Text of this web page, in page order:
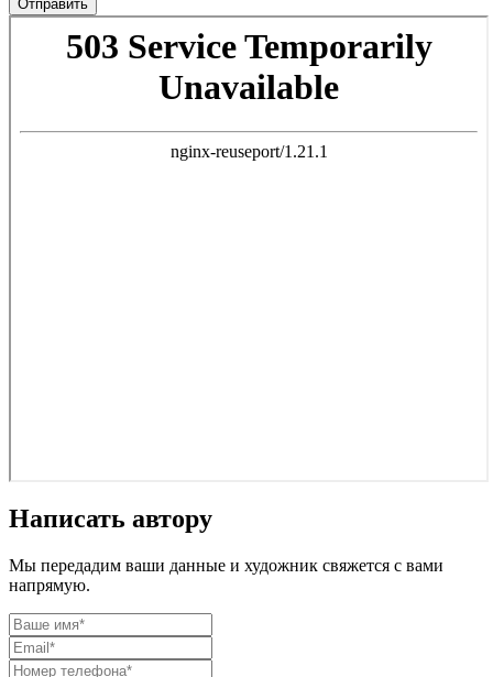
Написать автору
Мы передадим ваши данные и художник свяжется с вами
напрямую.